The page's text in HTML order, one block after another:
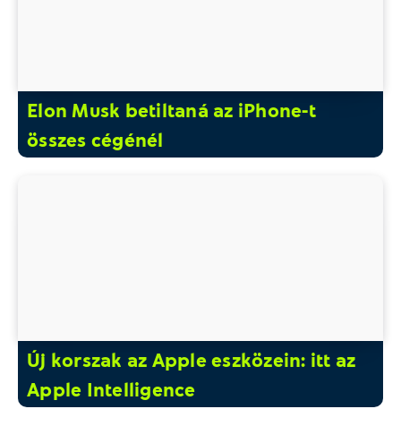
Elon Musk betiltaná az iPhone-t
összes cégénél
Új korszak az Apple eszközein: itt az
Apple Intelligence